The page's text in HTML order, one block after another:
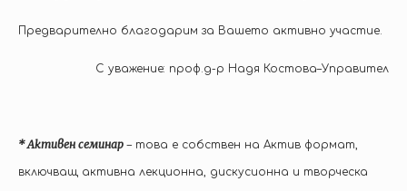
Предварително благодарим за Вашето активно участие.
С уважение: проф.д-р Надя Костова–Управител
* Активен семинар – това е собствен на Актив формат,
включващ активна лекционна, дискусионна и творческа